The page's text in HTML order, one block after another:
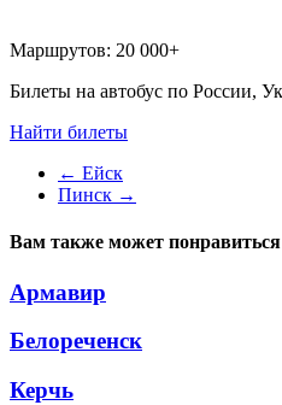
Маршрутов: 20 000+
Билеты на автобус по России,
Найти билеты
← Ейск
Пинск →
Вам также может понравиться
Армавир
Белореченск
Керчь